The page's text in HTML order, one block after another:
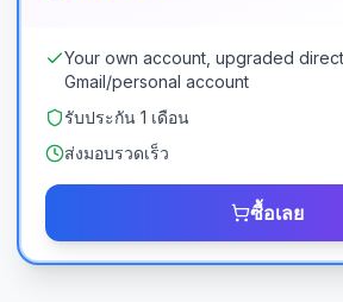
Your own account, upgraded
Gmail/personal account
รับประกัน 1 เดือน
ส่งมอบรวดเร็ว
ซื้อเลย